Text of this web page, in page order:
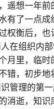
遥想一年
有了一点
权衡后，也
在组织内
月里，临
错，初步地
管理的第
消逝，知